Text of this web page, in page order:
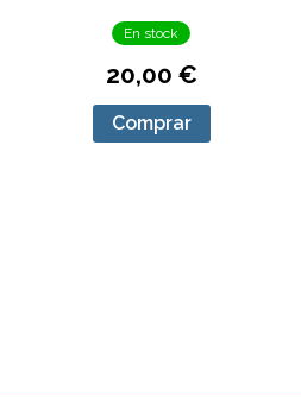
En stock
20,00 €
Comprar